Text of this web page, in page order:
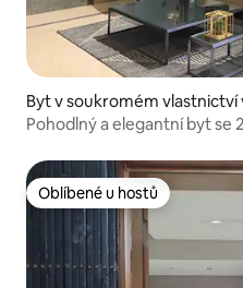
Byt v soukromém vlastnictví
Pohodlný a elegantní byt se
Oblíbené u hostů
Oblíbené u hostů